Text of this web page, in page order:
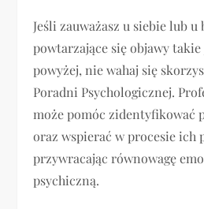
Jeśli zauważasz u siebie lub
powtarzające się objawy
powyżej, nie wahaj się
Poradni Psychologicznej.
może pomóc zidentyfikować
oraz wspierać w procesie ich
przywracając równowagę
psychiczną.